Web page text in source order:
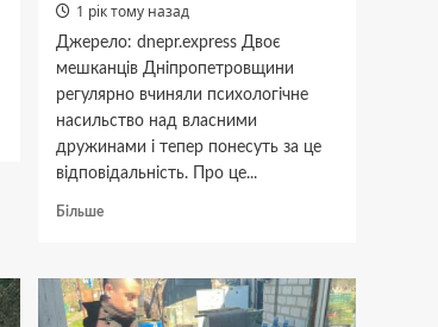
1 рік тому назад
Джерело: dnepr.express Двоє
мешканців Дніпропетровщини
регулярно вчиняли психологічне
насильство над власними
дружинами і тепер понесуть за це
відповідальність. Про це...
БільшеДокладніше
Дніпропетровщині
двоє
чоловіків